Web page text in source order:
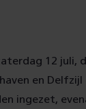
12 juli,
en
ingezet,